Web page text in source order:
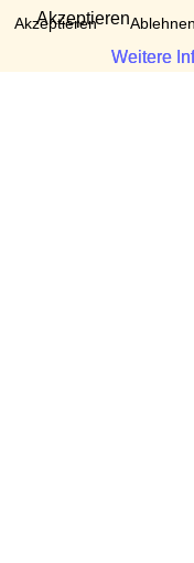
Akzeptieren Ablehnen
Weitere
Akzeptieren
Weitere